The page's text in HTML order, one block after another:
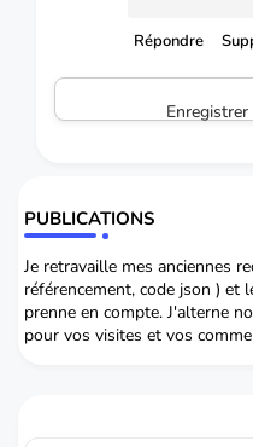
Répondre
PUBLICATIONS
Je retravaille mes anciennes
référencement, code json ) et
prenne en compte. J'alterne
pour vos visites et vos